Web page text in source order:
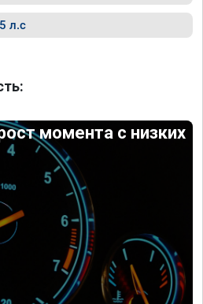
л.с
момента с низких